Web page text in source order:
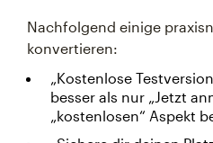
Nachfolgend einige
konvertieren:
„Kostenlose
besser als nur „Jetzt
„kostenlosen“ Aspekt